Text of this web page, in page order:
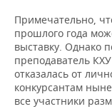
Примечательно,
прошлого года
выставку. Однако
преподаватель
отказалась от
конкурсантам
все участники